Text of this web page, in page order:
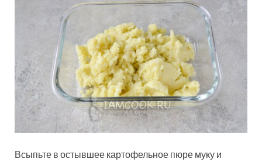
Всыпьте в остывшее картофельное пюре муку и